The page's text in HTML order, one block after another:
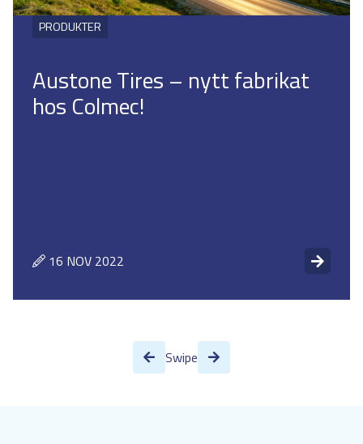
PRODUKTER
Austone Tires – nytt fabrikat
hos Colmec!
16 NOV 2022
Swipe